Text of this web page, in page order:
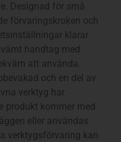
Designad för små
förvaringskroken och
klarar
handtag med
att använda.
och en del av
verktyg har
produkt kommer med
eller användas
verktygsförvaring kan